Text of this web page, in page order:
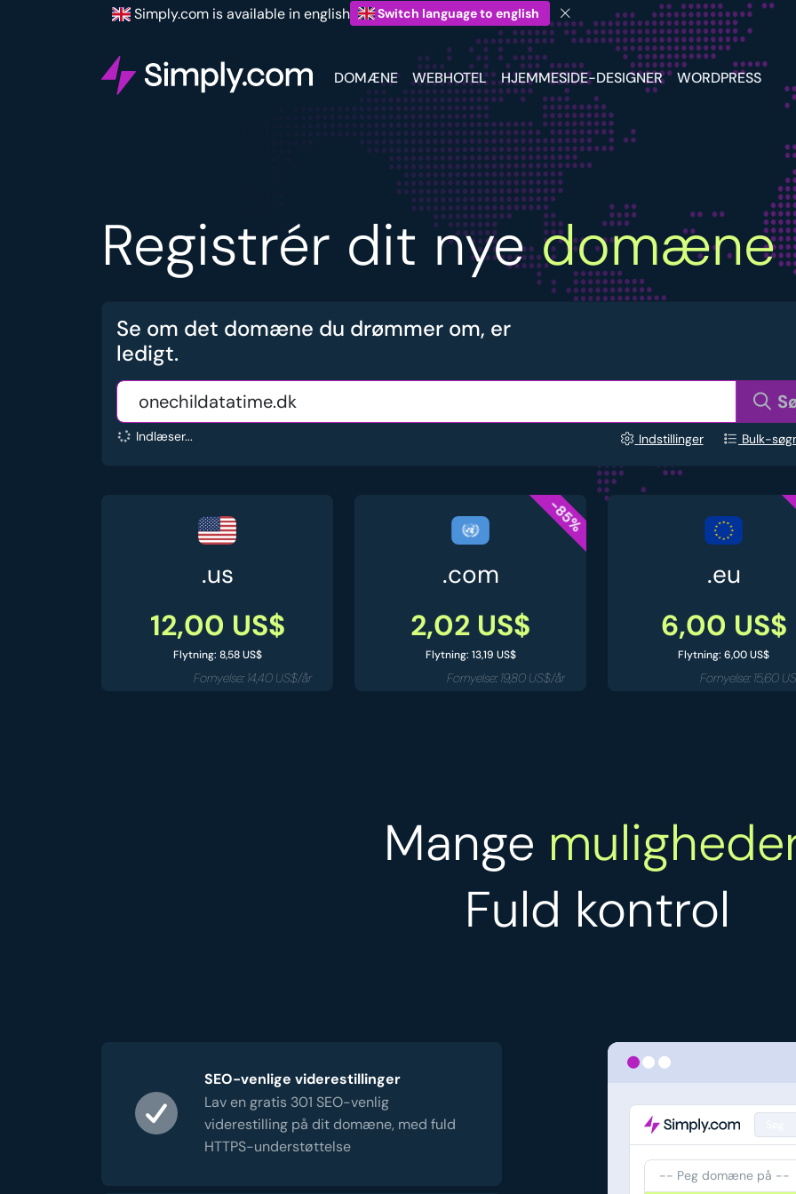
Simply.com is available in english Switch language to english
DOMÆNE WEBHOTEL HJEMMESIDE-DESIGNER WORDPRESS
Registrér dit nyedomæne
Se om det domæne du drømmer om, er
ledigt.
Indlæser... Indstillinger Bulk-
.us
12,00 US$
Flytning: 8,58 US$
Fornyelse: 14,40 US$/år
-85%
.com
2,02 US$
Flytning: 13,19 US$
Fornyelse: 19,80 US$/år
.eu
6,00 US$
Flytning: 6,00 US$
Fornyelse: 15,60
Mange
Fuld kontrol
SEO-venlige viderestillinger
Lav en gratis 301 SEO-venlig
viderestilling på dit domæne, med fuld
HTTPS-understøttelse
-- Peg domæne på --